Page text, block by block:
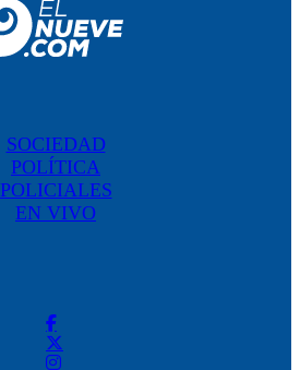
SOCIEDAD
POLÍTICA
POLICIALES
EN VIVO